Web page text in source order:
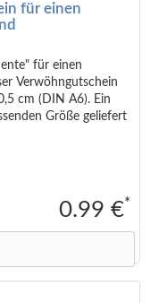
für einen
für einen
Verwöhngutschein
cm (DIN A6). Ein
Größe geliefert
0.99 €*